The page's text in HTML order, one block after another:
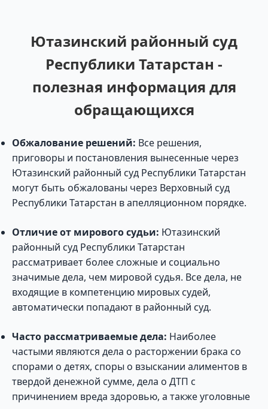
Ютазинский районный суд
Республики Татарстан -
полезная информация для
обращающихся
Обжалование решений: Все решения,
приговоры и постановления вынесенные через
Ютазинский районный суд Республики Татарстан
могут быть обжалованы через Верховный суд
Республики Татарстан в апелляционном порядке.
Отличие от мирового судьи: Ютазинский
районный суд Республики Татарстан
рассматривает более сложные и социально
значимые дела, чем мировой судья. Все дела, не
входящие в компетенцию мировых судей,
автоматически попадают в районный суд.
Часто рассматриваемые дела: Наиболее
частыми являются дела о расторжении брака со
спорами о детях, споры о взыскании алиментов в
твердой денежной сумме, дела о ДТП с
причинением вреда здоровью, а также уголовные